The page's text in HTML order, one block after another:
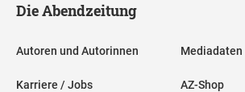
Die Abendzeitung
Autoren und Autorinnen
Karriere / Jobs
Mediadaten
AZ-Shop